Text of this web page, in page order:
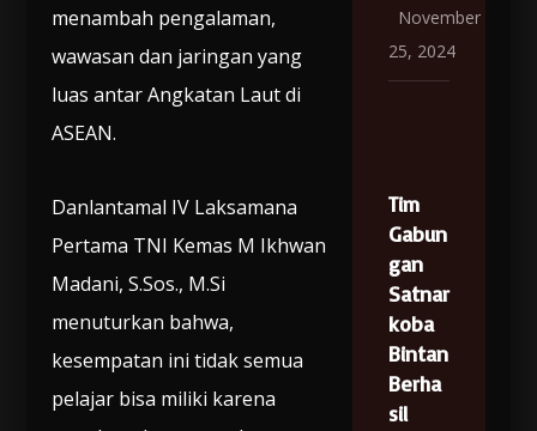
menambah pengalaman,
wawasan dan jaringan yang
luas antar Angkatan Laut di
ASEAN.
Danlantamal IV Laksamana
Pertama TNI Kemas M Ikhwan
Madani, S.Sos., M.Si
menuturkan bahwa,
kesempatan ini tidak semua
pelajar bisa miliki karena
November
25, 2024
Tim
Gabun
gan
Satnar
koba
Bintan
Berha
sil